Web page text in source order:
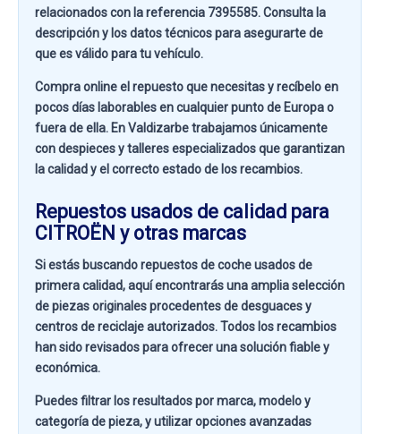
relacionados con la referencia 7395585. Consulta la
descripción y los datos técnicos para asegurarte de
que es válido para tu vehículo.
Compra online el repuesto que necesitas y recíbelo en
pocos días laborables en cualquier punto de Europa o
fuera de ella. EnValdizarbetrabajamos únicamente
con despieces y talleres especializados que garantizan
la calidad y el correcto estado de los recambios.
Repuestos usados de calidad para
CITROËN y otras marcas
Si estás buscandorepuestos de coche usados de
primera calidad, aquí encontrarás una amplia selección
de piezas originales procedentes de desguaces y
centros de reciclaje autorizados. Todos los recambios
han sido revisados para ofrecer una solución fiable y
económica.
Puedes filtrar los resultados pormarca, modelo y
categoría de pieza, y utilizar opciones avanzadas